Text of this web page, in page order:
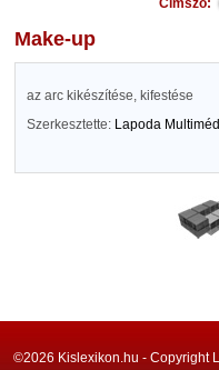
Címszó:
make-up
az arc kikészítése, kifestése
Szerkesztette: Lapoda
©2026 Kislexikon.hu - Copyright